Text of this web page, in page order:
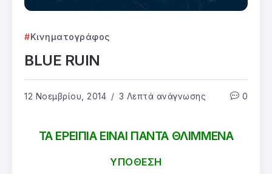
Κινηματογράφος
BLUE RUIN
12 Νοεμβρίου, 2014 3 Λεπτά ανάγνωσης 0
ΤΑ ΕΡΕΙΠΙΑ ΕΙΝΑΙ ΠΑΝΤΑ ΘΛΙΜΜΕΝΑ
YΠΟΘΕΣΗ